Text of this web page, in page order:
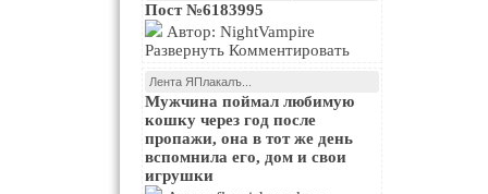
Пост №6183995
Развернуть Комментировать
Лента ЯПлакалъ...
Мужчина поймал любимую
кошку через год после
пропажи, она в тот же день
вспомнила его, дом и свои
игрушки